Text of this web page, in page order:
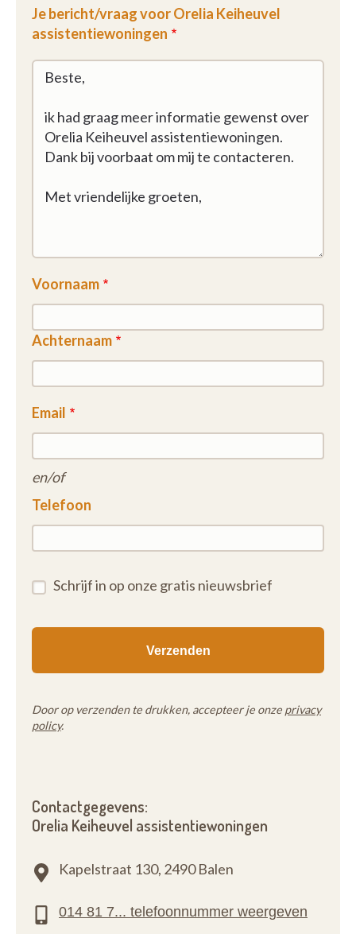
Je bericht/vraag voor Orelia Keiheuvel
assistentiewoningen
Voornaam
Achternaam
Email
en/of
Telefoon
Schrijf in op onze gratis nieuwsbrief
Door op verzenden te drukken, accepteer je onze privacy
policy.
Contactgegevens:
Orelia Keiheuvel assistentiewoningen
Kapelstraat 130, 2490 Balen